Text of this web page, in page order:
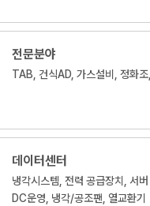
전문분야
TAB, 건식AD, 가스설비, 정화조
데이터센터
냉각시스템, 전력 공급장치, 서
DC운영, 냉각/공조팬, 열교환기